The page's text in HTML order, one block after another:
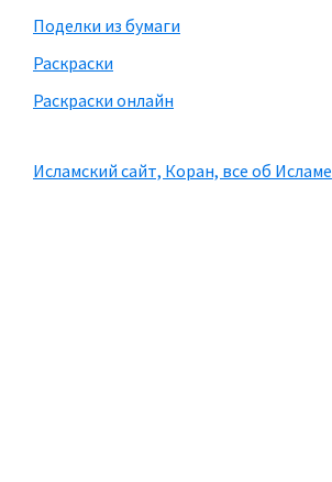
Поделки из бумаги
Раскраски
Раскраски онлайн
Исламский сайт, Коран, все об Исламе